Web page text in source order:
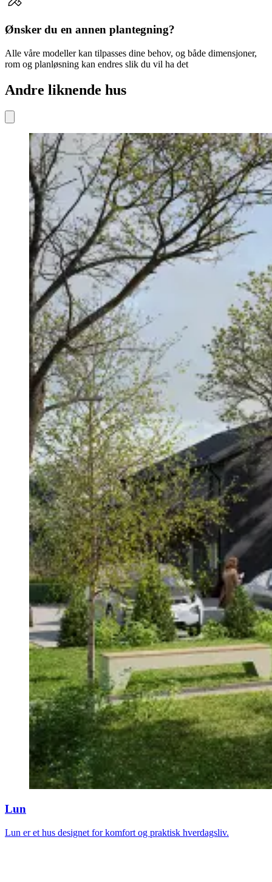
Ønsker du en annen plantegning?
Alle våre modeller kan tilpasses dine behov, og både dimensjoner,
rom og planløsning kan endres slik du vil ha det
Andre liknende hus
Lun
Lun er et hus designet for komfort og praktisk hverdagsliv.